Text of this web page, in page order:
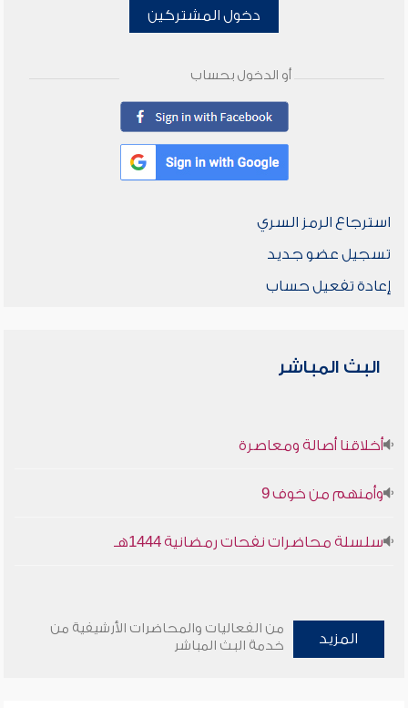
دخول المشتركين
أو الدخول بحساب
استرجاع الرمز السري
تسجيل عضو جديد
إعادة تفعيل حساب
البث المباشر
أخلاقنا أصالة ومعاصرة
وأمنهم من خوف 9
سلسلة محاضرات نفحات رمضانية 1444هـ
المزيد
من الفعاليات والمحاضرات الأرشيفية من
خدمة البث المباشر